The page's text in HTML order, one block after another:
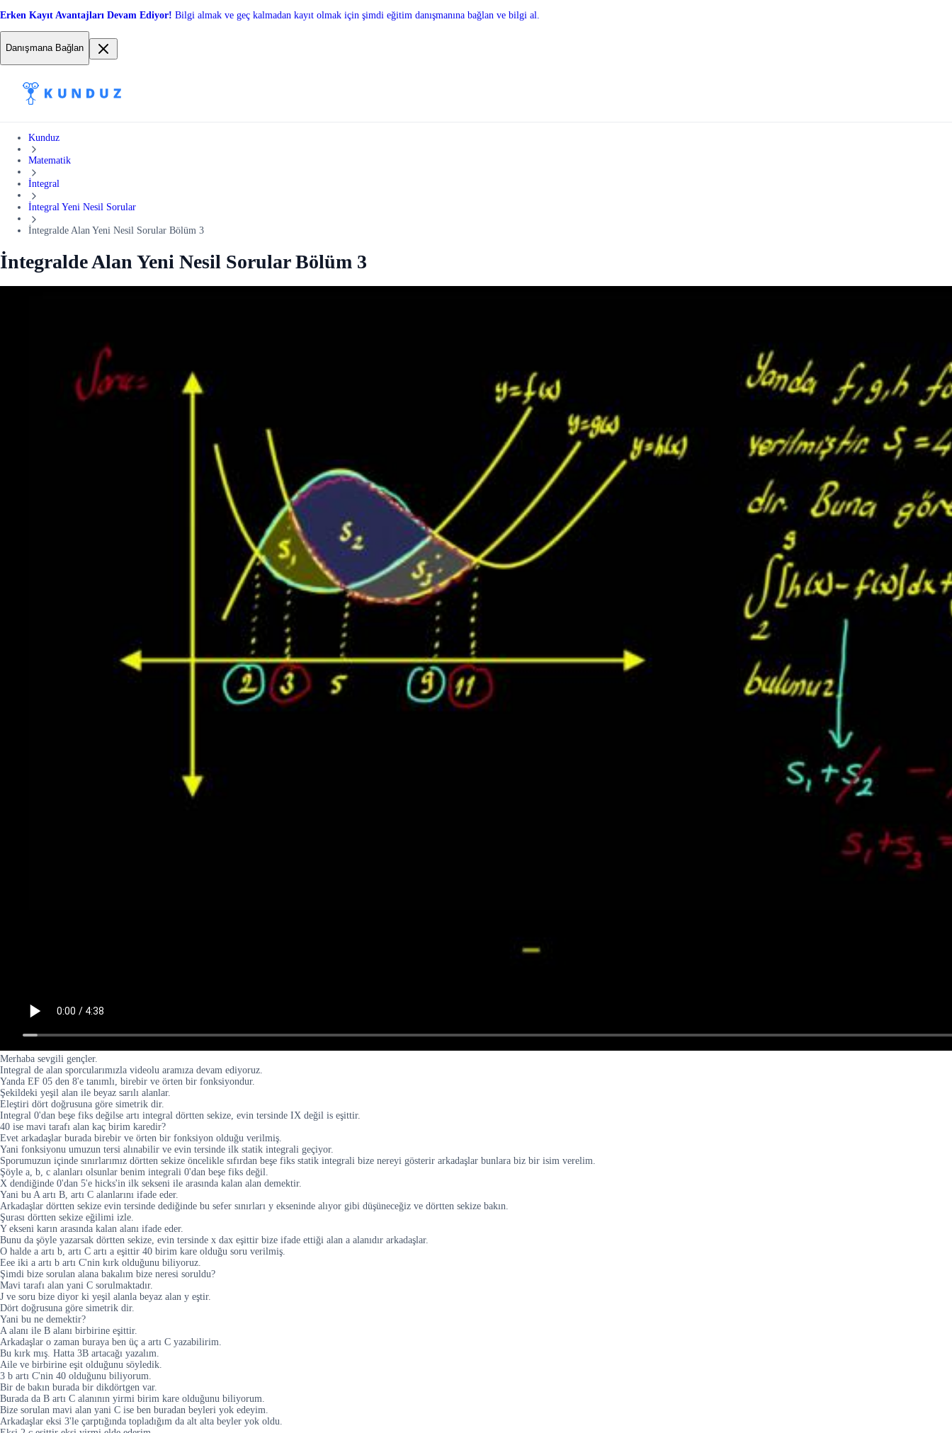
Erken Kayıt Avantajları Devam Ediyor! Bilgi almak ve geç kalmadan kayıt olmak için şimdi eğitim danışmanına bağlan ve bilgi al.
Danışmana Bağlan
Kunduz
Matematik
İntegral
İntegral Yeni Nesil Sorular
İntegralde Alan Yeni Nesil Sorular Bölüm 3
İntegralde Alan Yeni Nesil Sorular Bölüm 3
Merhaba sevgili gençler.
Integral de alan sporcularımızla videolu aramıza devam ediyoruz.
Yanda EF 05 den 8'e tanımlı, birebir ve örten bir fonksiyondur.
Şekildeki yeşil alan ile beyaz sarılı alanlar.
Eleştiri dört doğrusuna göre simetrik dir.
Integral 0'dan beşe fiks değilse artı integral dörtten sekize, evin tersinde IX değil is eşittir.
40 ise mavi tarafı alan kaç birim karedir?
Evet arkadaşlar burada birebir ve örten bir fonksiyon olduğu verilmiş.
Yani fonksiyonu umuzun tersi alınabilir ve evin tersinde ilk statik integrali geçiyor.
Sporumuzun içinde sınırlarımız dörtten sekize öncelikle sıfırdan beşe fiks statik integrali bize nereyi gösterir arkadaşlar bunlara biz bir isim verelim.
Şöyle a, b, c alanları olsunlar benim integrali 0'dan beşe fiks değil.
X dendiğinde 0'dan 5'e hicks'in ilk sekseni ile arasında kalan alan demektir.
Yani bu A artı B, artı C alanlarını ifade eder.
Arkadaşlar dörtten sekize evin tersinde dediğinde bu sefer sınırları y ekseninde alıyor gibi düşüneceğiz ve dörtten sekize bakın.
Şurası dörtten sekize eğilimi izle.
Y ekseni karın arasında kalan alanı ifade eder.
Bunu da şöyle yazarsak dörtten sekize, evin tersinde x dax eşittir bize ifade ettiği alan a alanıdır arkadaşlar.
O halde a artı b, artı C artı a eşittir 40 birim kare olduğu soru verilmiş.
Eee iki a artı b artı C'nin kırk olduğunu biliyoruz.
Şimdi bize sorulan alana bakalım bize neresi soruldu?
Mavi tarafı alan yani C sorulmaktadır.
J ve soru bize diyor ki yeşil alanla beyaz alan y eştir.
Dört doğrusuna göre simetrik dir.
Yani bu ne demektir?
A alanı ile B alanı birbirine eşittir.
Arkadaşlar o zaman buraya ben üç a artı C yazabilirim.
Bu kırk mış. Hatta 3B artacağı yazalım.
Aile ve birbirine eşit olduğunu söyledik.
3 b artı C'nin 40 olduğunu biliyorum.
Bir de bakın burada bir dikdörtgen var.
Burada da B artı C alanının yirmi birim kare olduğunu biliyorum.
Bize sorulan mavi alan yani C ise ben buradan beyleri yok edeyim.
Arkadaşlar eksi 3'le çarptığında topladığım da alt alta beyler yok oldu.